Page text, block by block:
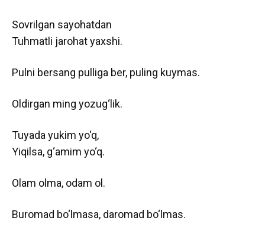
Sovrilgan sayohatdan
Tuhmatli jarohat yaxshi.
Pulni bersang pulliga ber, puling kuymas.
Oldirgan ming yozug‘lik.
Tuyada yukim yo‘q,
Yiqilsa, g‘amim yo‘q.
Olam olma, odam ol.
Buromad bo‘lmasa, daromad bo‘lmas.